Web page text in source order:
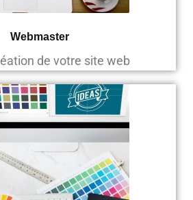
Webmaster
de votre site web